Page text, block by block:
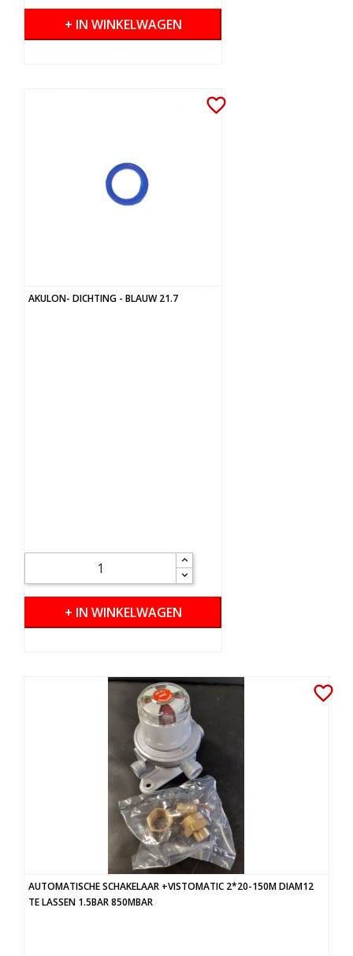
+ IN WINKELWAGEN
favorite_border
AKULON- DICHTING - BLAUW 21.7
+ IN WINKELWAGEN
favorite_border
AUTOMATISCHE SCHAKELAAR +VISTOMATIC 2*20-150M DIAM12
TE LASSEN 1.5BAR 850MBAR